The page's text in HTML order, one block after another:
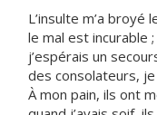
L’insulte m’a broyé
le mal est incurable ;
j’espérais un
des consolateurs, je
À mon pain, ils ont